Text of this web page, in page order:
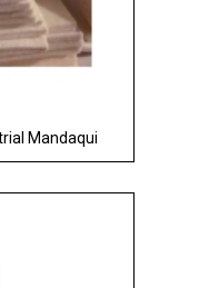
Mandaqui